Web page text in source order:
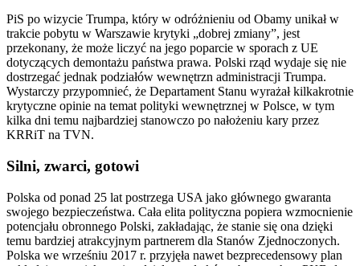
PiS po wizycie Trumpa, który w odróżnieniu od Obamy unikał w
trakcie pobytu w Warszawie krytyki „dobrej zmiany”, jest
przekonany, że może liczyć na jego poparcie w sporach z UE
dotyczących demontażu państwa prawa. Polski rząd wydaje się nie
dostrzegać jednak podziałów wewnętrzn administracji Trumpa.
Wystarczy przypomnieć, że Departament Stanu wyrażał kilkakrotnie
krytyczne opinie na temat polityki wewnętrznej w Polsce, w tym
kilka dni temu najbardziej stanowczo po nałożeniu kary przez
KRRiT na TVN.
Silni, zwarci, gotowi
Polska od ponad 25 lat postrzega USA jako głównego gwaranta
swojego bezpieczeństwa. Cała elita polityczna popiera wzmocnienie
potencjału obronnego Polski, zakładając, że stanie się ona dzięki
temu bardziej atrakcyjnym partnerem dla Stanów Zjednoczonych.
Polska we wrześniu 2017 r. przyjęła nawet bezprecedensowy plan